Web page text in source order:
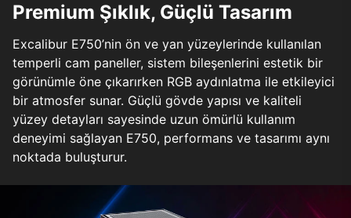
Premium Şıklık, Güçlü Tasarım
Excalibur E750’nin ön ve yan yüzeylerinde kullanılan
temperli cam paneller, sistem bileşenlerini estetik bir
görünümle öne çıkarırken RGB aydınlatma ile etkileyici
bir atmosfer sunar. Güçlü gövde yapısı ve kaliteli
yüzey detayları sayesinde uzun ömürlü kullanım
deneyimi sağlayan E750, performans ve tasarımı aynı
noktada buluşturur.